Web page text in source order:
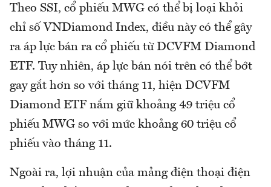
Theo SSI, cổ phiếu MWG có thể bị loại khỏi
chỉ số VNDiamond Index, điều này có thể gây
ra áp lực bán ra cổ phiếu từ DCVFM Diamond
ETF. Tuy nhiên, áp lực bán nói trên có thể bớt
gay gắt hơn so với tháng 11, hiện DCVFM
Diamond ETF nắm giữ khoảng 49 triệu cổ
phiếu MWG so với mức khoảng 60 triệu cổ
phiếu vào tháng 11.
Ngoài ra, lợi nhuận của mảng điện thoại điện